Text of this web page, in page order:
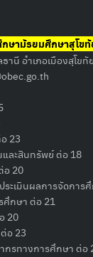
ษามัธยมศึกษาสุโข
นี อำเภอเมืองสุโขทั
23
และสินทรัพย์ ต่อ 18
อ 20
ะเมินผลการจัดการ
ศึกษา ต่อ 21
20
อ 23
รทางการศึกษา ต่อ